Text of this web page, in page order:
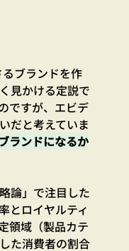
るブランドを作
見かける定説で
ですが、エビデ
だと考えていま
ランドになるか
論」で注目した
とロイヤルティ
領域（製品カテ
た消費者の割合